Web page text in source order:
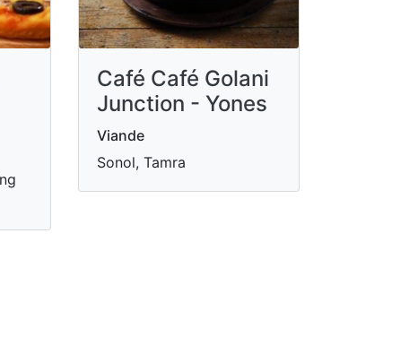
Café Café Golani
Junction - Yones
Viande
Sonol, Tamra